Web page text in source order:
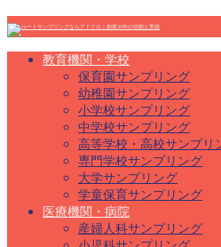
教育機関・学校
保育園サンプリング
幼稚園サンプリング
小学校サンプリング
中学校サンプリング
高等学校・高校サンプリ
専門学校サンプリング
大学サンプリング
学童保育サンプリング
医療機関・病院
産婦人科サンプリング